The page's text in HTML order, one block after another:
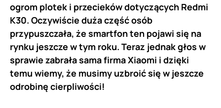
ogrom plotek i przecieków dotyczących Redmi
K30. Oczywiście duża część osób
przypuszczała, że smartfon ten pojawi się na
rynku jeszcze w tym roku. Teraz jednak głos w
sprawie zabrała sama firma Xiaomi i dzięki
temu wiemy, że musimy uzbroić się w jeszcze
odrobinę cierpliwości!